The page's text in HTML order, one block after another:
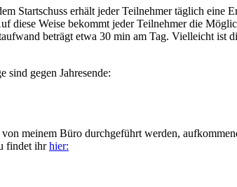
Startschuss erhält jeder Teilnehmer täglich
diese Weise bekommt jeder Teilnehmer die
beträgt etwa 30 min am Tag. Vielleicht ist
sind gegen Jahresende:
meinem Büro durchgeführt werden,
findet ihrhier: